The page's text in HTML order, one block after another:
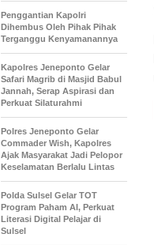
Penggantian Kapolri
Dihembus Oleh Pihak Pihak
Terganggu Kenyamanannya
Kapolres Jeneponto Gelar
Safari Magrib di Masjid Babul
Jannah, Serap Aspirasi dan
Perkuat Silaturahmi
Polres Jeneponto Gelar
Commader Wish, Kapolres
Ajak Masyarakat Jadi Pelopor
Keselamatan Berlalu Lintas
Polda Sulsel Gelar TOT
Program Paham AI, Perkuat
Literasi Digital Pelajar di
Sulsel